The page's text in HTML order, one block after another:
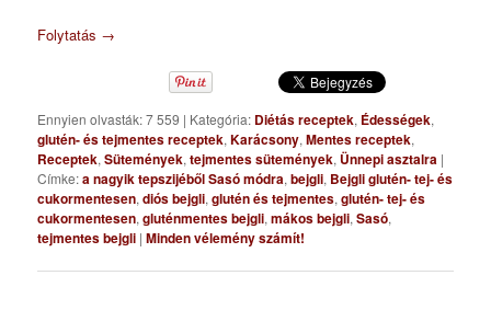
Folytatás →
Ennyien olvasták: 7 559 | Kategória: Diétás receptek, Édességek,
glutén- és tejmentes receptek,Karácsony,Mentes receptek,
Receptek,Sütemények,tejmentes sütemények, Ünnepi asztalra |
Címke:a nagyik tepszijéből Sasó módra,bejgli, Bejgli glutén- tej- és
cukormentesen,diós bejgli,glutén és tejmentes,glutén- tej- és
cukormentesen,gluténmentes bejgli,mákos bejgli,Sasó,
tejmentes bejgli |Minden vélemény számít!